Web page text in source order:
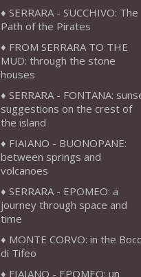
SERRARA - SUCCHIVO: The
Path of the Pirates
FROM SERRARA TO THE
MUD: through the stone
houses
SERRARA - FONTANA:
suggestions on the crest of
the island
FIAIANO - BUONOPANE:
between springs and
volcanoes
SERRARA - EPOMEO: a
journey through space and
time
MONTE CORVO: in the
di Tifeo
FIAIANO - EPOMEO: un